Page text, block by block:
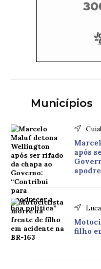
Municípios
após
filho